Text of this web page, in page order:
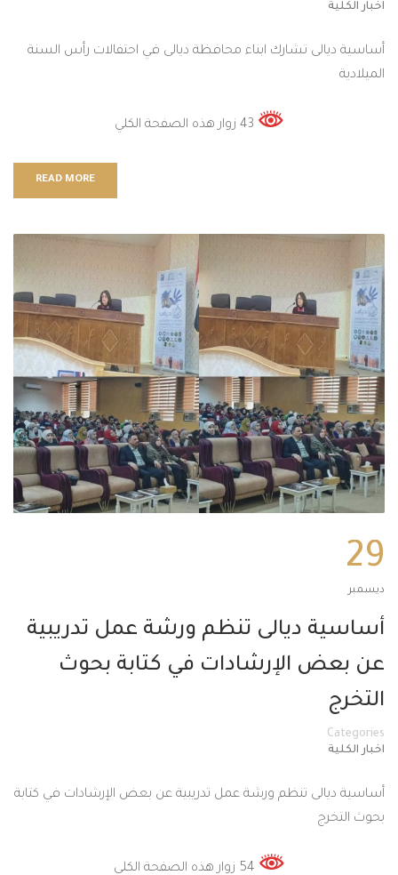
اخبار الكلية
أساسية ديالى تشارك ابناء محافظة ديالى في احتفالات رأس السنة
الميلادية
READ MORE
29
ديسمبر
أساسية ديالى تنظم ورشة عمل تدريبية
عن بعض الإرشادات في كتابة بحوث
التخرج
Categories
اخبار الكلية
أساسية ديالى تنظم ورشة عمل تدريبية عن بعض الإرشادات في كتابة
بحوث التخرج